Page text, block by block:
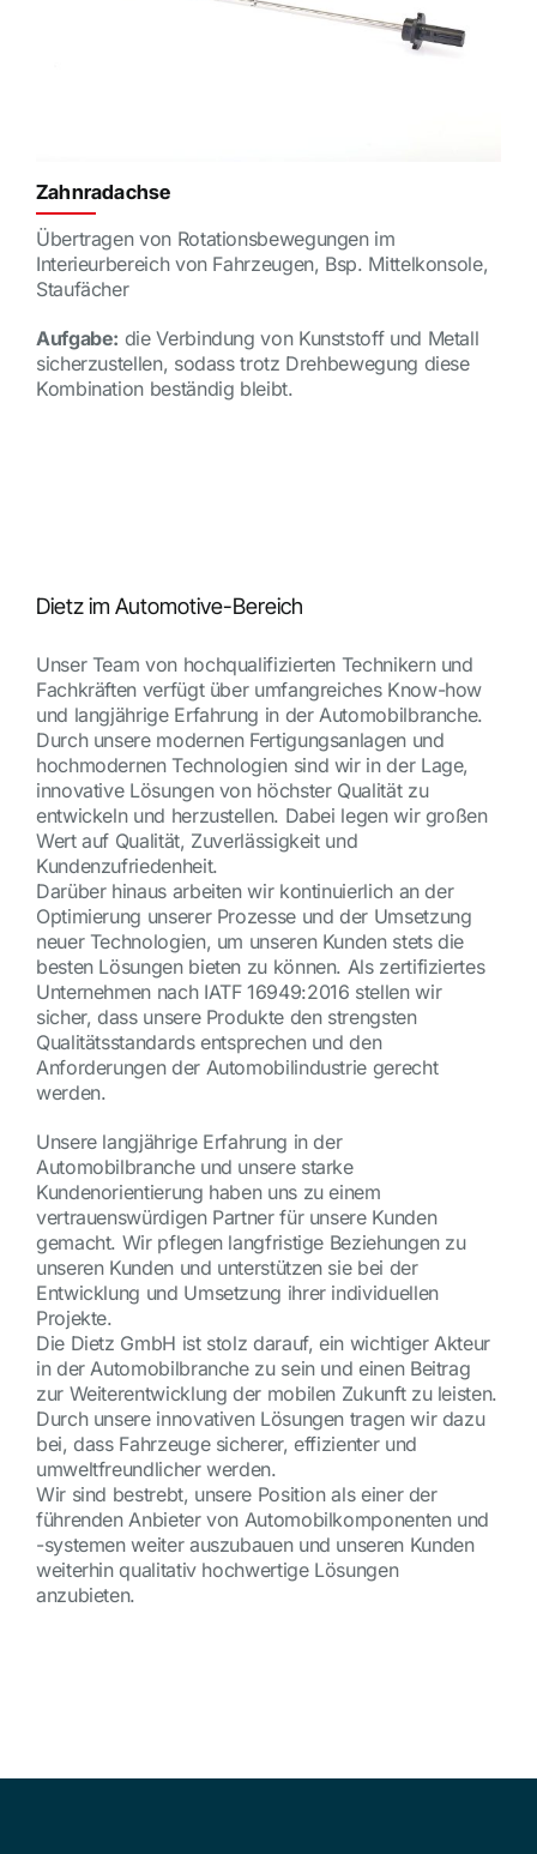
Zahnradachse
Übertragen von Rotationsbewegungen im
Interieurbereich von Fahrzeugen, Bsp. Mittelkonsole,
Staufächer
Aufgabe: die Verbindung von Kunststoff und Metall
sicherzustellen, sodass trotz Drehbewegung diese
Kombination beständig bleibt.
Dietz im Automotive-Bereich
Unser Team von hochqualifizierten Technikern und
Fachkräften verfügt über umfangreiches Know-how
und langjährige Erfahrung in der Automobilbranche.
Durch unsere modernen Fertigungsanlagen und
hochmodernen Technologien sind wir in der Lage,
innovative Lösungen von höchster Qualität zu
entwickeln und herzustellen. Dabei legen wir großen
Wert auf Qualität, Zuverlässigkeit und
Kundenzufriedenheit.
Darüber hinaus arbeiten wir kontinuierlich an der
Optimierung unserer Prozesse und der Umsetzung
neuer Technologien, um unseren Kunden stets die
besten Lösungen bieten zu können. Als zertifiziertes
Unternehmen nach IATF 16949:2016 stellen wir
sicher, dass unsere Produkte den strengsten
Qualitätsstandards entsprechen und den
Anforderungen der Automobilindustrie gerecht
werden.
Unsere langjährige Erfahrung in der
Automobilbranche und unsere starke
Kundenorientierung haben uns zu einem
vertrauenswürdigen Partner für unsere Kunden
gemacht. Wir pflegen langfristige Beziehungen zu
unseren Kunden und unterstützen sie bei der
Entwicklung und Umsetzung ihrer individuellen
Projekte.
Die Dietz GmbH ist stolz darauf, ein wichtiger Akteur
in der Automobilbranche zu sein und einen Beitrag
zur Weiterentwicklung der mobilen Zukunft zu leisten.
Durch unsere innovativen Lösungen tragen wir dazu
bei, dass Fahrzeuge sicherer, effizienter und
umweltfreundlicher werden.
Wir sind bestrebt, unsere Position als einer der
führenden Anbieter von Automobilkomponenten und
-systemen weiter auszubauen und unseren Kunden
weiterhin qualitativ hochwertige Lösungen
anzubieten.